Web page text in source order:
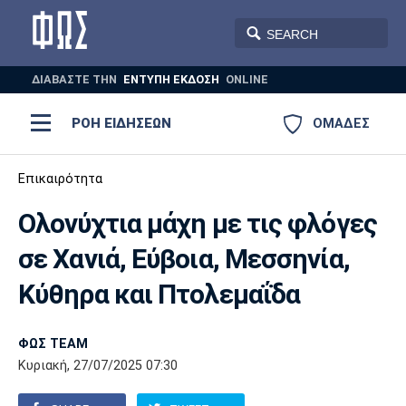
ΔΙΑΒΑΣΤΕ THN ΕΝΤΥΠΗ ΕΚΔΟΣΗ ONLINE
ΟΜΑΔΕΣ
ΡΟΗ ΕΙΔΗΣΕΩΝ
ΠΟΔΟΣΦΑΙΡΟ
ΒΟΛΕΪ ΠΟΛΟ ΣΠΟΡ
AUTO-MOTO PLUS
Ποδόσφαιρο
Super League 1
Super League 2
Γ Εθνική
Ελλάδα
Μπάσκετ
Ελλάδα
Εθνική
EuroLeague
Ολυμπιακοί Αγώνες
Βόλεϊ
Πόλο
Ολυμπιακός ΑΕΚ ΠΑΟΚ
Παναθηναϊκός Ατρόμητος
Επικαιρότητα
Ολονύχτια μάχη με τις φλόγες
σε Χανιά, Εύβοια, Μεσσηνία,
Κύθηρα και Πτολεμαΐδα
ΦΩΣ TEAM
Κυριακή, 27/07/2025 07:30